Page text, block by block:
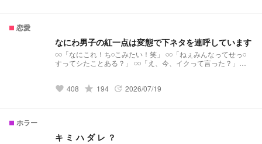
恋愛
なにわ男子の紅一点は変態で下ネタを連呼しています
𓏸𓏸「なにこれ！ち𓏸こみたい！笑」 𓏸𓏸「ねぇみんなってせっ𓏸
すってシたことある？」 𓏸𓏸「え、今、イクって言った？」
《目標》 ☆50♡100
favorite 408 grade 194 update 2026/07/19
ホラー
キ ミ ハ ダ レ ？